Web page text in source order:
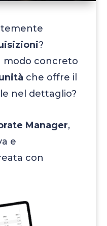
?
modo concreto
che offre il
nel dettaglio?
Manager,
e
con